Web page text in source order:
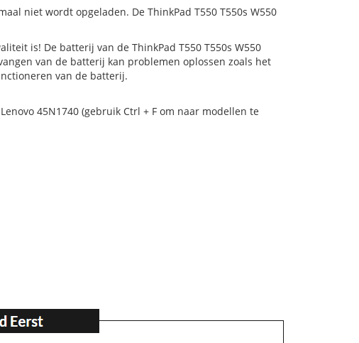
niet wordt opgeladen. De ThinkPad T550 T550s W550
is! De batterij van de ThinkPad T550 T550s W550
van de batterij kan problemen oplossen zoals het
van de batterij.
45N1740 (gebruik Ctrl + F om naar modellen te